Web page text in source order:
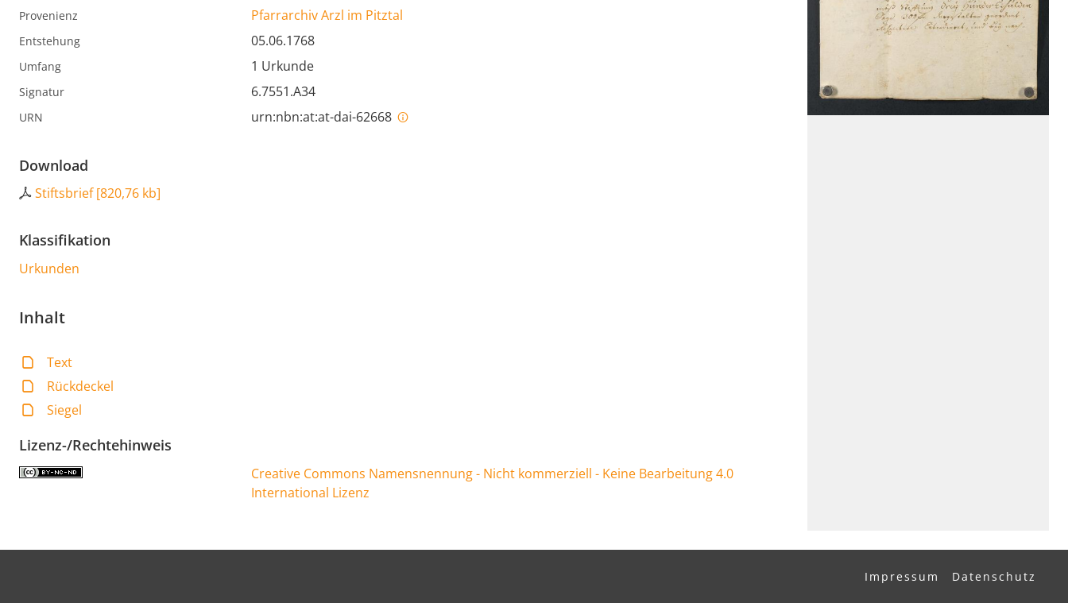
Provenienz Pfarrarchiv Arzl im Pitztal
Entstehung 05.06.1768
Umfang 1 Urkunde
Signatur 6.7551.A34
URN urn:nbn:at:at-dai-62668
Download
Stiftsbrief[820,76 kb]
Klassifikation
Urkunden
Inhalt
Text
Rückdeckel
Siegel
Lizenz-/Rechtehinweis
Creative Commons Namensnennung - Nicht kommerziell - Keine Bearbeitung 4.0
International Lizenz
Impressum Datenschutz